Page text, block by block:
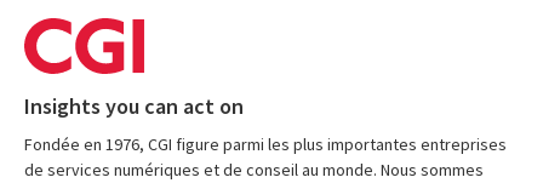
Insights you can act on
Fondée en 1976, CGI figure parmi les plus importantes entreprises
de services numériques et de conseil au monde. Nous sommes